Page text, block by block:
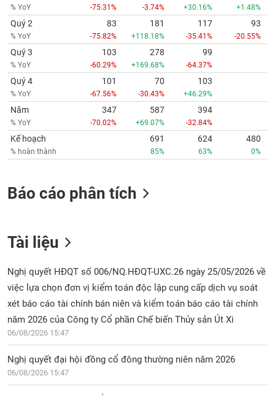
% YoY -75.31% -3.74% +30.16% +1.48%
Quý 2
% YoY
83
-75.82%
181
+118.18%
117
-35.41%
93
-20.55%
Quý 3
% YoY
103
-60.29%
278
+169.68%
99
-64.37%
Quý 4
% YoY
101
-67.56%
70
-30.43%
103
+46.29%
Năm
% YoY
347
-70.02%
587
+69.07%
394
-32.84%
Kế hoạch
% hoàn thành
691
85%
624
63%
480
0%
Báo cáo phân tích
Tài liệu
Nghị quyết HĐQT số 006/NQ.HĐQT-UXC.26 ngày 25/05/2026 về
việc lựa chọn đơn vị kiểm toán độc lập cung cấp dịch vụ soát
xét báo cáo tài chính bán niên và kiểm toán báo cáo tài chính
năm 2026 của Công ty Cổ phần Chế biến Thủy sản Út Xi
06/08/2026 15:47
Nghị quyết đại hội đồng cổ đông thường niên năm 2026
06/08/2026 15:47